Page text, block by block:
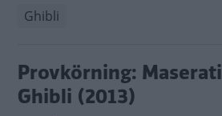
Ghibli
Provkörning: Maserati
Ghibli (2013)